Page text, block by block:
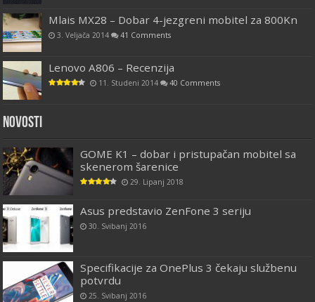
Mlais MX28 – Dobar 4-jezgreni mobitel za 800Kn
3. Veljača 2014 41 Comments
Lenovo A806 – Recenzija
11. Studeni 2014 40 Comments
Novosti
GOME K1 – dobar i pristupačan mobitel sa
skenerom šarenice
29. Lipanj 2018
Asus predstavio ZenFone 3 seriju
30. Svibanj 2016
Specifikacije za OnePlus 3 čekaju službenu
potvrdu
25. Svibanj 2016